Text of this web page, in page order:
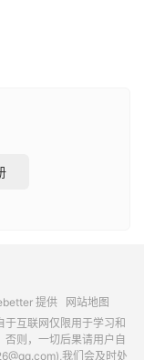
提供 网站地图
于互联网仅限用于学习和
则，一切后果请用户自
我们会及时处